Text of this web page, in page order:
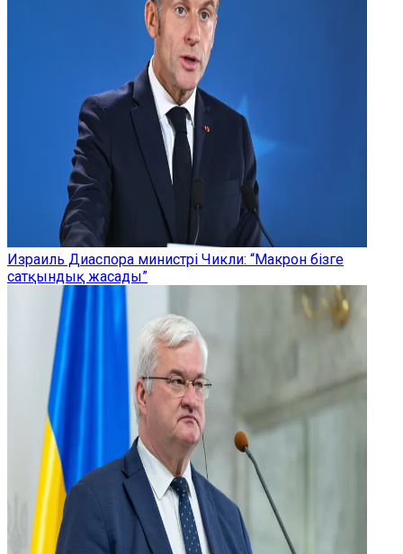
Израиль Диаспора министрі Чикли: “Макрон бізге
сатқындық жасады”